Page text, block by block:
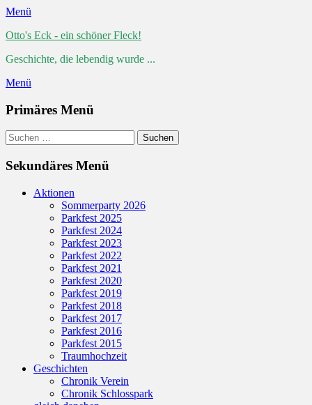
Menü
Otto's Eck - ein schöner Fleck!
Geschichte, die lebendig wurde ...
Menü
Primäres Menü
Zum
Inhalt
springen
Suchen
Suchen
nach:
Sekundäres Menü
Zum
Aktionen
Sommerparty 2026
Parkfest 2025
Parkfest 2024
Parkfest 2023
Parkfest 2022
Parkfest 2021
Parkfest 2020
Parkfest 2019
Parkfest 2018
Parkfest 2017
Parkfest 2016
Parkfest 2015
Traumhochzeit
Geschichten
Chronik Verein
Chronik Schlosspark